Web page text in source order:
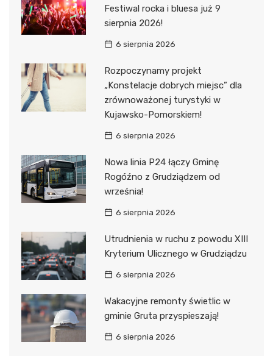
Festiwal rocka i bluesa już 9
sierpnia 2026!
6 sierpnia 2026
Rozpoczynamy projekt
„Konstelacje dobrych miejsc” dla
zrównoważonej turystyki w
Kujawsko-Pomorskiem!
6 sierpnia 2026
Nowa linia P24 łączy Gminę
Rogóźno z Grudziądzem od
września!
6 sierpnia 2026
Utrudnienia w ruchu z powodu XIII
Kryterium Ulicznego w Grudziądzu
6 sierpnia 2026
Wakacyjne remonty świetlic w
gminie Gruta przyspieszają!
6 sierpnia 2026